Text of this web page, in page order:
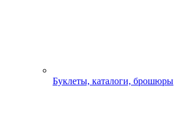
Буклеты, каталоги, брошюры